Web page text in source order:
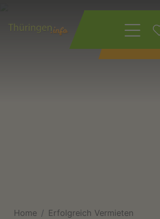
Wonach
Home
Erfolgreich Vermieten